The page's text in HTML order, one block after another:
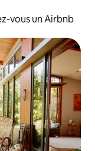
vous un Airbnb